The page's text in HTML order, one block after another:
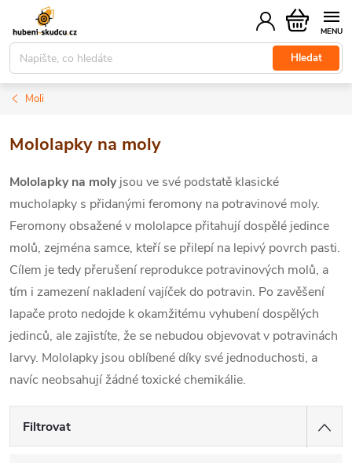
obsah
Hledat
Nákupní
košík
Moli
Mololapky na moly
Mololapky na molyjsou ve své podstatě klasické
mucholapky s přidanými feromony na potravinové moly.
Feromony obsažené v mololapce přitahují dospělé jedince
molů, zejména samce, kteří se přilepí na lepivý povrch pasti.
Cílem je tedy přerušení reprodukce potravinových molů, a
tím i zamezení nakladení vajíček do potravin. Po zavěšení
lapače proto nedojde k okamžitému vyhubení dospělých
jedinců, ale zajistíte, že se nebudou objevovat v potravinách
larvy. Mololapky jsou oblíbené díky své jednoduchosti, a
navíc neobsahují žádné toxické chemikálie.
Filtrovat